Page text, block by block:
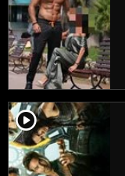
player2